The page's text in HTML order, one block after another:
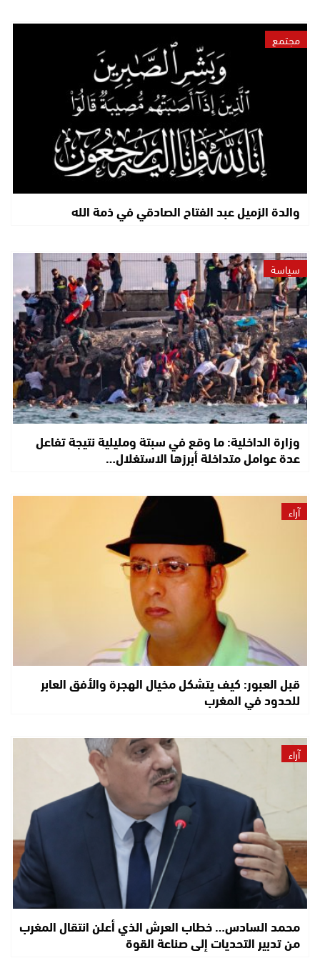
مجتمع
والدة الزميل عبد الفتاح الصادقي في ذمة الله
سياسة
وزارة الداخلية: ما وقع في سبتة ومليلية نتيجة تفاعل
عدة عوامل متداخلة أبرزها الاستغلال…
آراء
قبل العبور: كيف يتشكل مخيال الهجرة والأفق العابر
للحدود في المغرب
آراء
محمد السادس… خطاب العرش الذي أعلن انتقال المغرب
من تدبير التحديات إلى صناعة القوة